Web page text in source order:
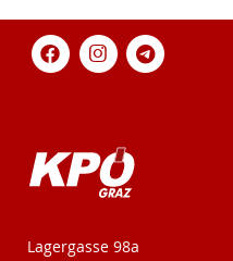
KPÖ-Steiermark
Lagergasse 98a